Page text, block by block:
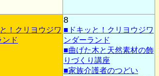
！クリヨウジワ
ンド
8
■ドキッと！クリヨウジワ
ンダーランド
■曲げた木と天然素材の飾
りづくり講座
■家族介護者のつどい